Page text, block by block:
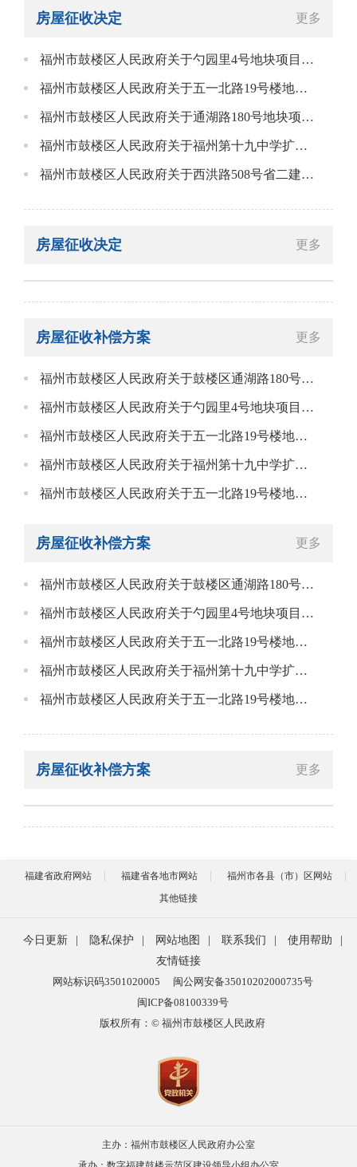
房屋征收决定 更多
福州市鼓楼区人民政府关于勺园里4号地块项目房屋征收决定
福州市鼓楼区人民政府关于五一北路19号楼地块项目房屋征收决定
福州市鼓楼区人民政府关于通湖路180号地块项目房屋征收决定
福州市鼓楼区人民政府关于福州第十九中学扩建项目房屋征收决定
福州市鼓楼区人民政府关于西洪路508号省二建公司地块项目房屋征收决定
房屋征收决定 更多
房屋征收补偿方案 更多
福州市鼓楼区人民政府关于鼓楼区通湖路180号地块项目国有土地上房屋征收补偿方案的告知书
福州市鼓楼区人民政府关于勺园里4号地块项目国有土地上房屋征收补偿方案的告知书
福州市鼓楼区人民政府关于五一北路19号楼地块项目国有土地上房屋征收补偿方案的告知书
福州市鼓楼区人民政府关于福州第十九中学扩建项目国有土地上房屋征收补偿方案的告知书
福州市鼓楼区人民政府关于五一北路19号楼地块项目国有土地上房屋征收补偿方案征求意见的告知书
房屋征收补偿方案 更多
福州市鼓楼区人民政府关于鼓楼区通湖路180号地块项目国有土地上房屋征收补偿方案的告知书
福州市鼓楼区人民政府关于勺园里4号地块项目国有土地上房屋征收补偿方案的告知书
福州市鼓楼区人民政府关于五一北路19号楼地块项目国有土地上房屋征收补偿方案的告知书
福州市鼓楼区人民政府关于福州第十九中学扩建项目国有土地上房屋征收补偿方案的告知书
福州市鼓楼区人民政府关于五一北路19号楼地块项目国有土地上房屋征收补偿方案征求意见的告知书
房屋征收补偿方案 更多
福建省政府网站 福建省各地市网站
福州市各县（市）区网站
其他链接
今日更新 隐私保护 网站地图 联系我们 使用帮助
友情链接
网站标识码3501020005
闽公网安备35010202000735号
闽ICP备08100339号
版权所有：© 福州市鼓楼区人民政府
主办：福州市鼓楼区人民政府办公室